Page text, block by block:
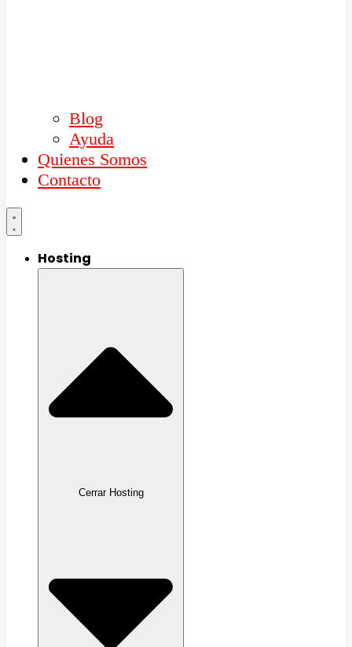
Blog
Ayuda
Quienes Somos
Contacto
Hosting
Cerrar Hosting